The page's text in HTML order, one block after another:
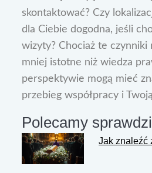
skontaktować? Czy
dla Ciebie dogodna, jeśli
wizyty? Chociaż te czynniki
mniej istotne niż wiedza
perspektywie mogą mieć
przebieg współpracy i
Polecamy
Jak znaleźć